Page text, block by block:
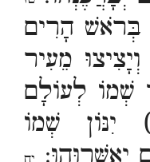
בְּרֹאשׁ הָרִים
מֵעִיר
שְׁמוֹ לְעוֹלָם
יִנּוֹן שְׁמוֹ